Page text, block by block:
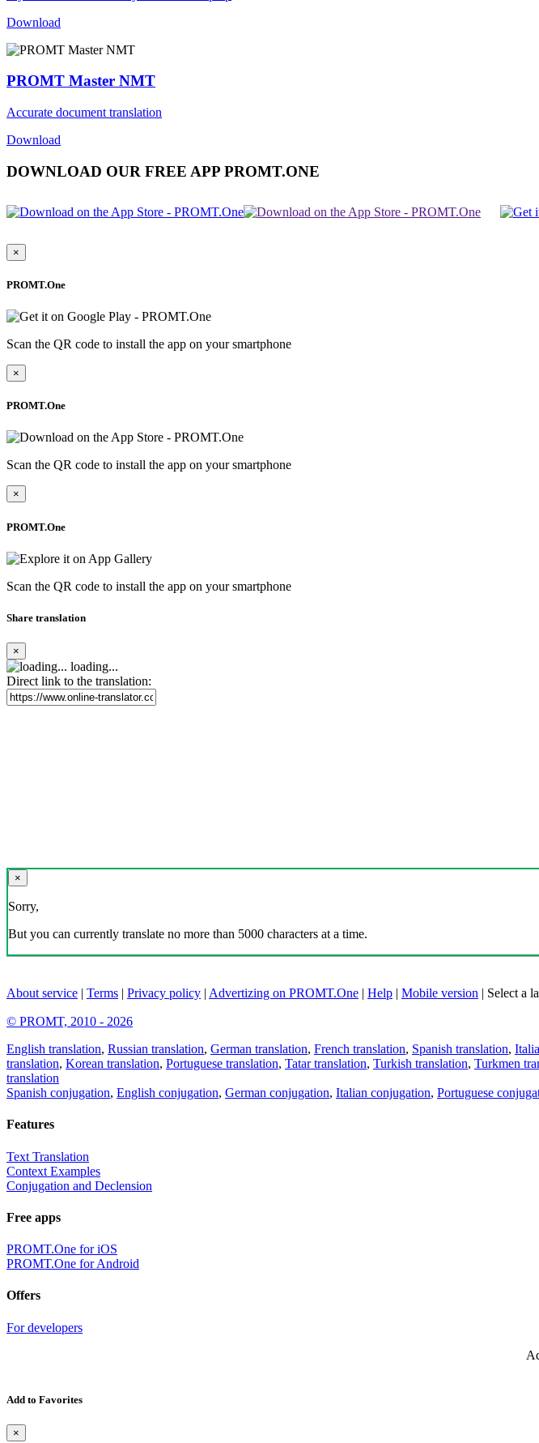
Download
PROMT Master NMT
Accurate document translation
Download
DOWNLOAD OUR FREE APP PROMT.ONE
×
PROMT.One
Scan the QR code to install the app on your smartphone
×
PROMT.One
Scan the QR code to install the app on your smartphone
×
PROMT.One
Scan the QR code to install the app on your smartphone
Share translation
×
loading...
Direct link to the translation:
×
Sorry,
But you can currently translate no more than 5000 characters at a time.
About service | Terms | Privacy policy | Advertizing on PROMT.One | Help | Mobile version | Select a
© PROMT, 2010 - 2026
English translation, Russian translation, German translation, French translation, Spanish translation,
translation, Korean translation, Portuguese translation, Tatar translation, Turkish translation, Turkmen
translation
Spanish conjugation, English conjugation, German conjugation, Italian conjugation, Portuguese
Features
Text Translation
Context Examples
Conjugation and Declension
Free apps
PROMT.One for iOS
PROMT.One for Android
Offers
For developers
Add to Favorites
×